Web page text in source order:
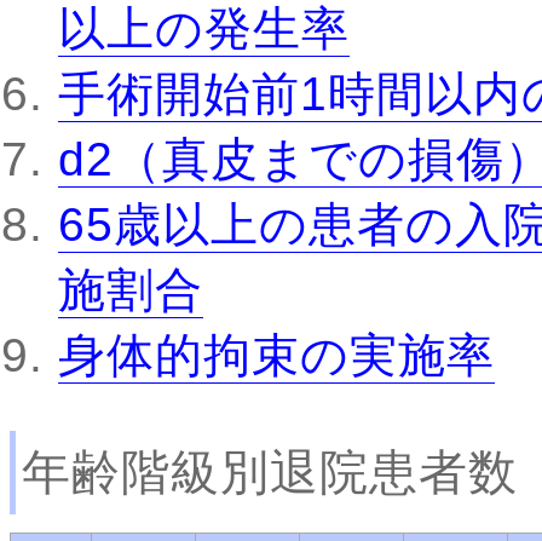
以上の発生率
手術開始前1時間以
d2（真皮までの損傷
65歳以上の患者の入
施割合
身体的拘束の実施率
年齢階級別退院患者数